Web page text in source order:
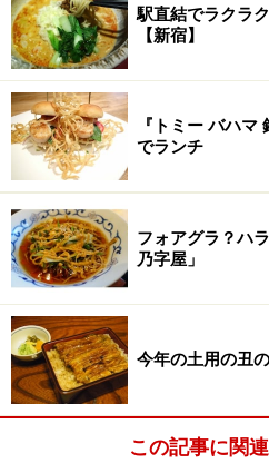
目の前で香ばしく！ 七輪炭火焼
前菜から季節の手作りデザー
理を心ゆくまで堪能できるの
パティシエ渾身のデザートは、
皿
なかでも、焼きたてを楽し
ル”は、作る楽しさと味わう喜
てほしいです。
焼きたてを楽しむ、自分で作る
駅直結でラクラ
【新宿】
『トミー バハ
でランチ
フォアグラ？ハ
乃字屋」
今年の土用の丑
この記事に関